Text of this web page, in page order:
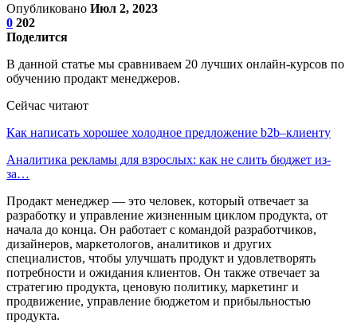
Опубликовано Июл 2, 2023
0 202
Поделится
В данной статье мы сравниваем 20 лучших онлайн-курсов по
обучению продакт менеджеров.
Сейчас читают
Как написать хорошее холодное предложение b2b–клиенту
Аналитика рекламы для взрослых: как не слить бюджет из-
за…
Продакт менеджер — это человек, который отвечает за
разработку и управление жизненным циклом продукта, от
начала до конца. Он работает с командой разработчиков,
дизайнеров, маркетологов, аналитиков и других
специалистов, чтобы улучшать продукт и удовлетворять
потребности и ожидания клиентов. Он также отвечает за
стратегию продукта, ценовую политику, маркетинг и
продвижение, управление бюджетом и прибыльностью
продукта.